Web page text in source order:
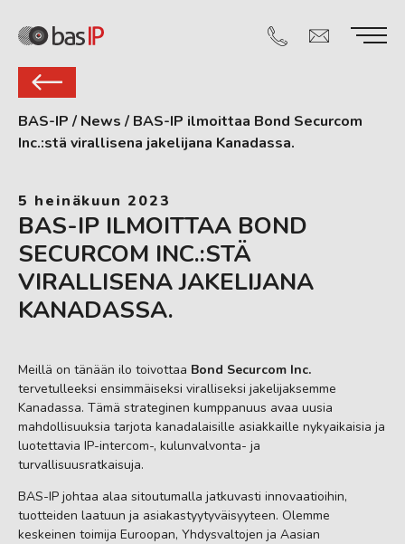
BAS-IP / News / BAS-IP ilmoittaa Bond Securcom
Inc.:stä virallisena jakelijana Kanadassa.
5 heinäkuun 2023
BAS-IP ILMOITTAA BOND
SECURCOM INC.:STÄ
VIRALLISENA JAKELIJANA
KANADASSA.
Meillä on tänään ilo toivottaa Bond Securcom Inc.
tervetulleeksi ensimmäiseksi viralliseksi jakelijaksemme
Kanadassa. Tämä strateginen kumppanuus avaa uusia
mahdollisuuksia tarjota kanadalaisille asiakkaille nykyaikaisia ja
luotettavia IP-intercom-, kulunvalvonta- ja
turvallisuusratkaisuja.
BAS-IP johtaa alaa sitoutumalla jatkuvasti innovaatioihin,
tuotteiden laatuun ja asiakastyytyväisyyteen. Olemme
keskeinen toimija Euroopan, Yhdysvaltojen ja Aasian